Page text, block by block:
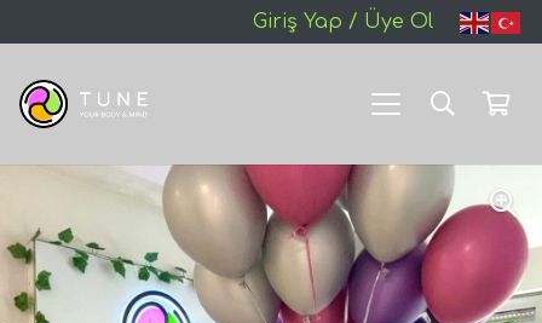
Giriş Yap / Üye Ol